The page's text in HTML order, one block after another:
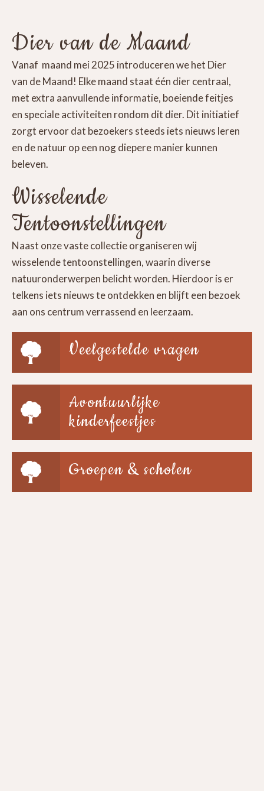
Dier van de Maand
Vanaf maand mei 2025 introduceren we het Dier
van de Maand! Elke maand staat één dier centraal,
met extra aanvullende informatie, boeiende feitjes
en speciale activiteiten rondom dit dier. Dit initiatief
zorgt ervoor dat bezoekers steeds iets nieuws leren
en de natuur op een nog diepere manier kunnen
beleven.
Wisselende
Tentoonstellingen
Naast onze vaste collectie organiseren wij
wisselende tentoonstellingen, waarin diverse
natuuronderwerpen belicht worden. Hierdoor is er
telkens iets nieuws te ontdekken en blijft een bezoek
aan ons centrum verrassend en leerzaam.
Veelgestelde vragen
Avontuurlijke
kinderfeestjes
Groepen & scholen